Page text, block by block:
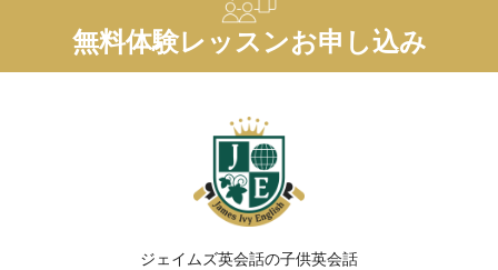
無料体験レッスンお申し込み
ジェイムズ英会話の子供英会話